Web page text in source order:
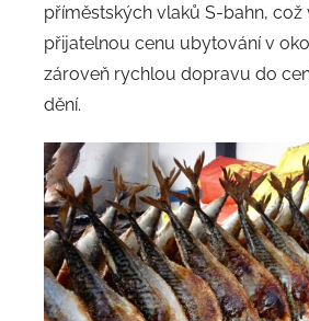
příměstských vlaků S-bahn, což
přijatelnou cenu ubytování v
zároveň rychlou dopravu do
dění.